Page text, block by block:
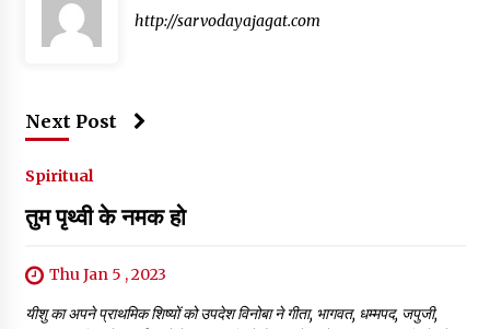
http://sarvodayajagat.com
Next Post
Spiritual
तुम पृथ्वी के नमक हो
Thu Jan 5 , 2023
यीशु का अपने प्राथमिक शिष्यों को उपदेश विनोबा ने गीता, भागवत, धम्मपद, जपुजी,